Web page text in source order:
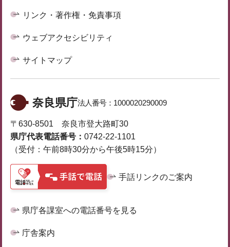
リンク・著作権・免責事項
ウェブアクセシビリティ
サイトマップ
奈良県庁法人番号： 1000020290009
〒630-8501 奈良市登大路町30
県庁代表電話番号： 0742-22-1101
（受付：午前8時30分から午後5時15分）
手話リンクのご案内
県庁各課室への電話番号を見る
庁舎案内